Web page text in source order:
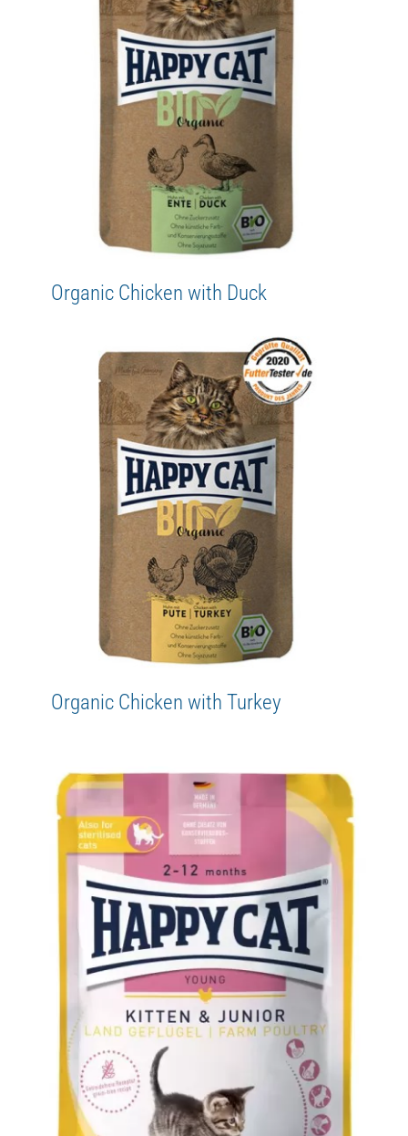
Organic Chicken
Adult Bio Happy Cat MIS WetFood
Organic Chicken with Duck
Adult Bio Happy Cat MIS WetFood
Organic Chicken with Duck
Organic Chicken with Turkey
Bio Happy Cat MIS WetFood
Organic Chicken with Turkey